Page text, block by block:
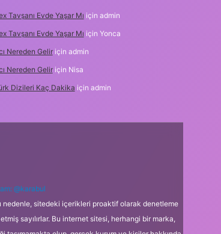
Tavşanı Evde Yaşar Mı için admin
Tavşanı Evde Yaşar Mı için Yonca
Nereden Geliriçin admin
Nereden Geliriçin Nisa
Dizileri Kaç Dakika için admin
@karabul
nedenle, sitedeki içerikleri proaktif olarak denetleme
sayılırlar. Bu internet sitesi, herhangi bir marka,